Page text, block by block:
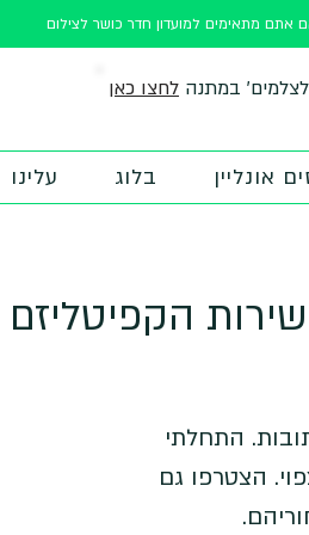
לחצו כאן במתנה
אונליין בלוג עלינו
התחלתי
הצטרפו גם